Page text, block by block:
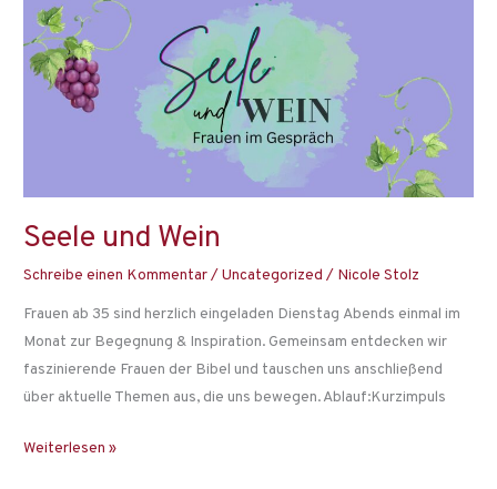
Seele und Wein
Schreibe einen Kommentar/Uncategorized / Nicole Stolz
Frauen ab 35 sind herzlich eingeladen Dienstag Abends einmal im
Monat zur Begegnung & Inspiration. Gemeinsam entdecken wir
faszinierende Frauen der Bibel und tauschen uns anschließend
über aktuelle Themen aus, die uns bewegen. Ablauf:Kurzimpuls
und
Wein
Weiterlesen »